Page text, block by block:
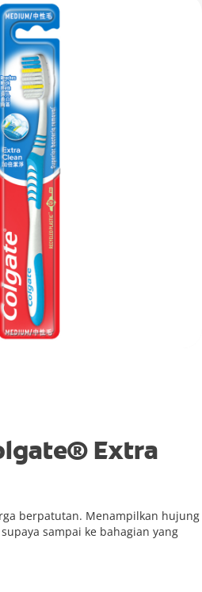
Extra
berpatutan. Menampilkan hujung
sampai ke bahagian yang